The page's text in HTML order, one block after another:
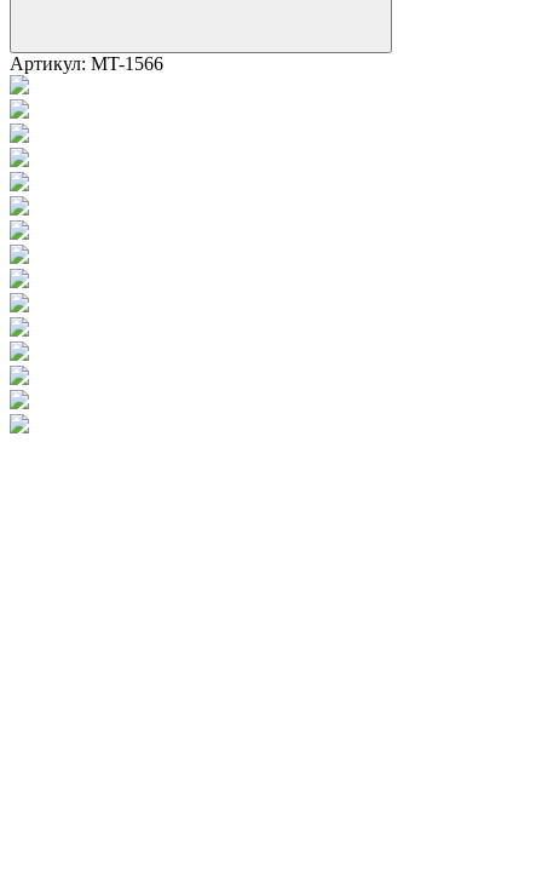
Артикул: MT-1566